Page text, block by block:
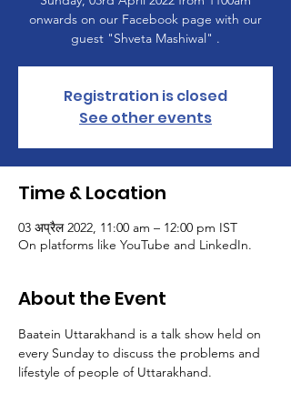
onwards on our Facebook page with our
guest "Shveta Mashiwal" .
Registration is closed
See other events
Time & Location
03 अप्रैल 2022, 11:00 am – 12:00 pm IST
On platforms like YouTube and LinkedIn.
About the Event
Baatein Uttarakhand is a talk show held on
every Sunday to discuss the problems and
lifestyle of people of Uttarakhand.